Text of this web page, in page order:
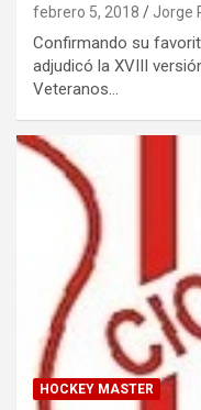
febrero 5, 2018 Jorge
Confirmando su
adjudicó la XVIII
Veteranos…
HOCKEY MASTER